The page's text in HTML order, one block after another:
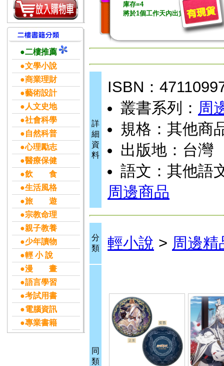
●二樓推薦
●文學小說
●商業理財
●藝術設計
●人文史地
●社會科學
●自然科普
●心理勵志
●醫療保健
●飲 食
●生活風格
●旅 遊
●宗教命理
●親子教養
●少年讀物
●輕 小 說
●漫 畫
●語言學習
●考試用書
●電腦資訊
●專業書籍
庫存=4
將於1個工作天內出貨
詳
細
資
料
ISBN：
叢書系列： 周
規格：其他商
出版地：台灣
語文：其他語
周邊商品
分
類
輕小說 > 周邊精
同
類